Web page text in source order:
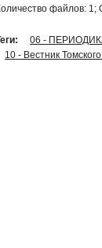
файлов:
06 -
10 - Вестник